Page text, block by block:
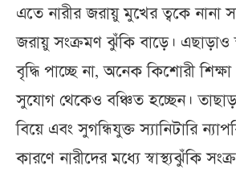
এতে নারীর জরায়ু মুখের ত্বকে নানা
জরায়ু সংক্রমণ ঝুঁকি বাড়ে। এছাড়াও
বৃদ্ধি পাচ্ছে না, অনেক কিশোরী
সুযোগ থেকেও বঞ্চিত হচ্ছেন।
বিয়ে এবং সুগন্ধিযুক্ত স্যানিটারি
কারণে নারীদের মধ্যে স্বাস্থ্যঝুঁকি